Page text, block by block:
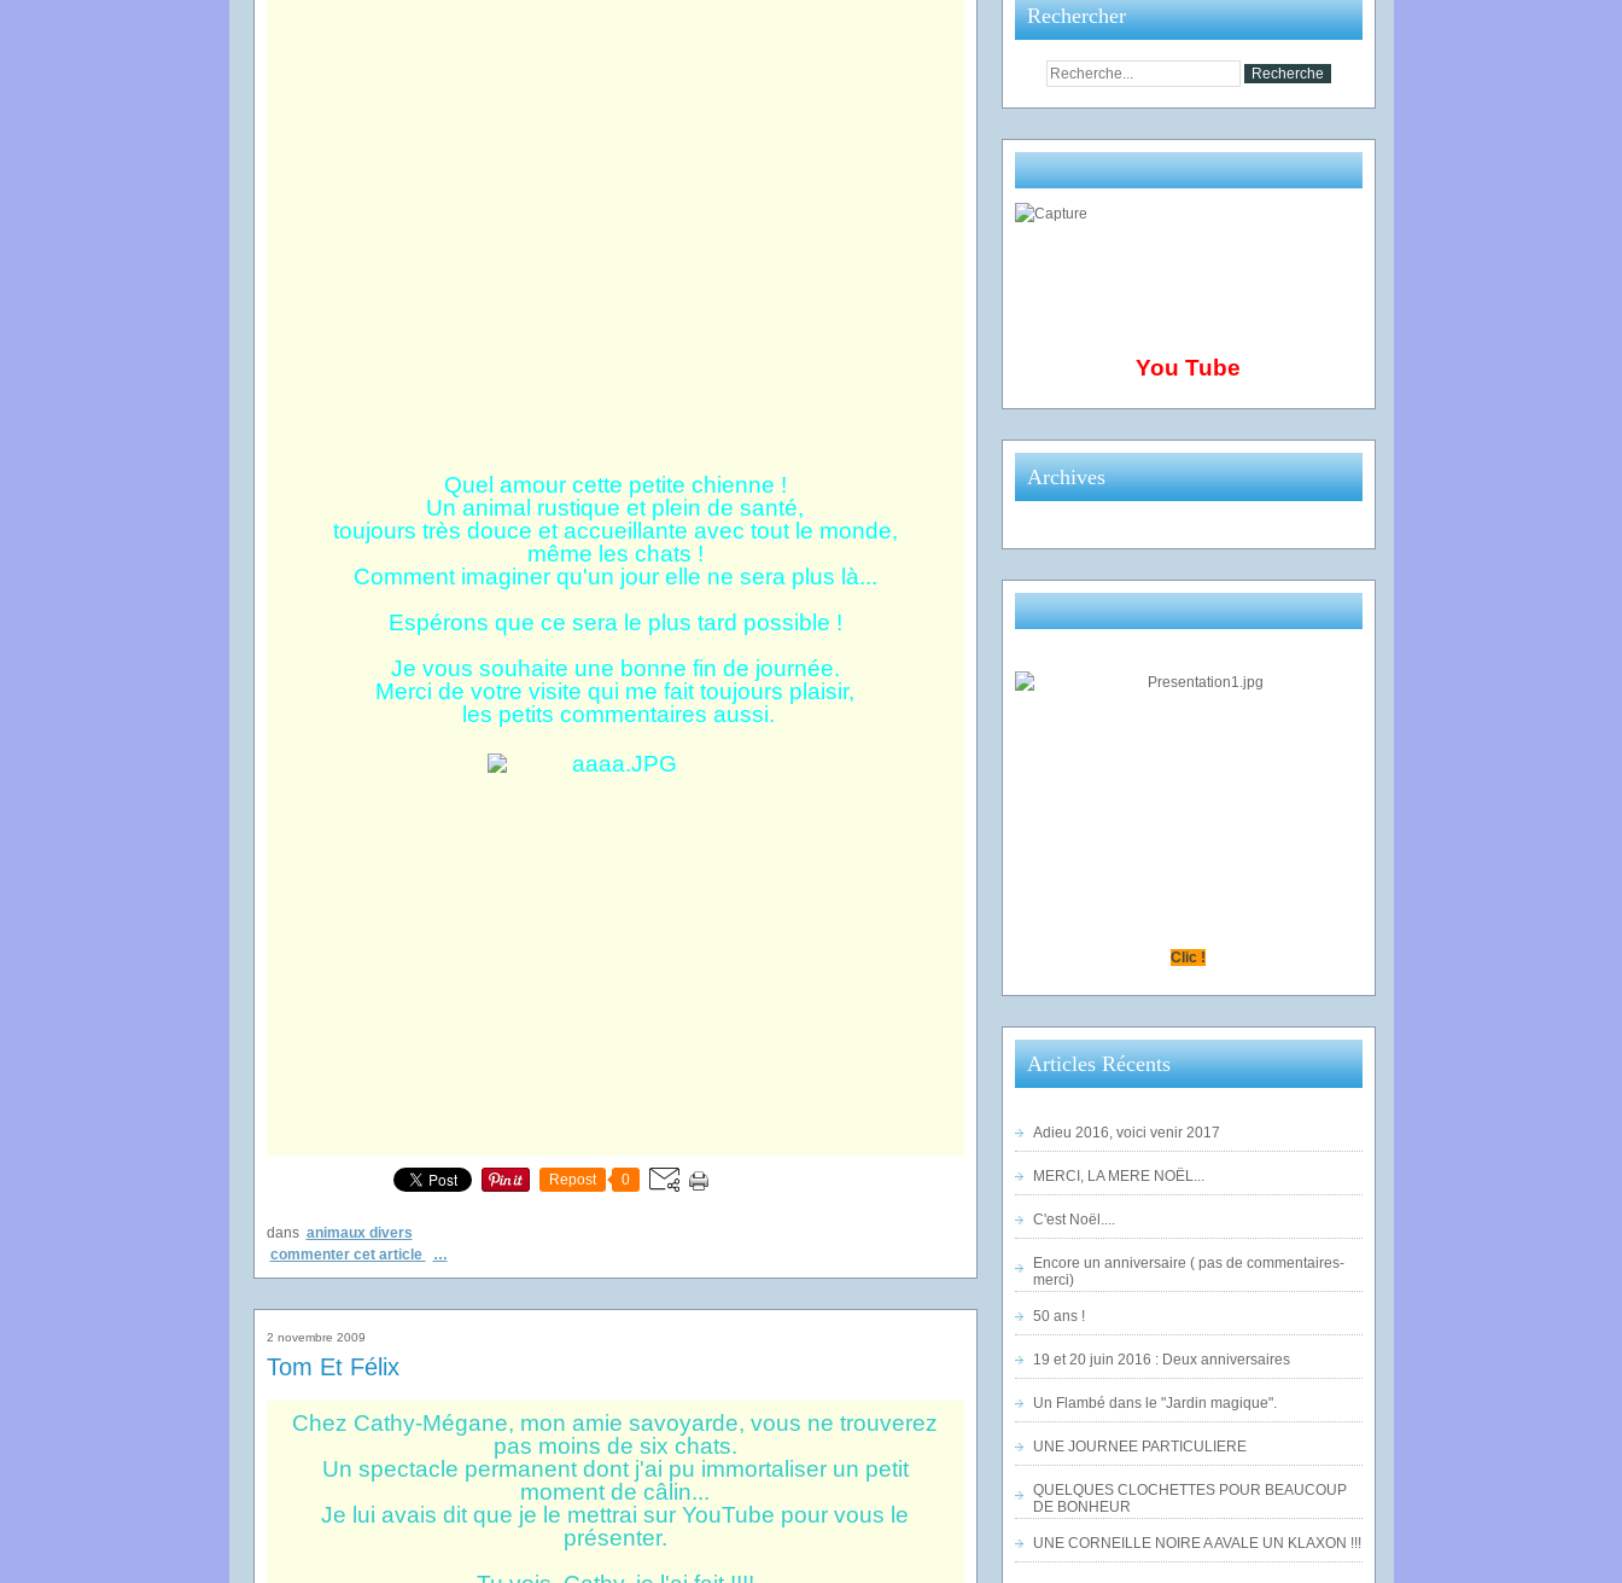
Quel amour cette petite chienne !
Un animal rustique et plein de santé,
toujours très douce et accueillante avec tout le monde,
même les chats !
Comment imaginer qu'un jour elle ne sera plus là...
Espérons que ce sera le plus tard possible !
Je vous souhaite une bonne fin de journée.
Merci de votre visite qui me fait toujours plaisir,
les petits commentaires aussi.
Repost 0
dans animaux divers
commenter cet article
…
2 novembre 2009
Tom Et Félix
Chez Cathy-Mégane, mon amie savoyarde, vous ne trouverez
pas moins de six chats.
Un spectacle permanent dont j'ai pu immortaliser un petit
moment de câlin...
Je lui avais dit que je le mettrai sur YouTube pour vous le
présenter.
Rechercher
You Tube
Archives
Clic !
Articles Récents
Adieu 2016, voici venir 2017
MERCI, LA MERE NOËL...
C'est Noël....
Encore un anniversaire ( pas de commentaires-
merci)
50 ans !
19 et 20 juin 2016 : Deux anniversaires
Un Flambé dans le "Jardin magique".
UNE JOURNEE PARTICULIERE
QUELQUES CLOCHETTES POUR BEAUCOUP
DE BONHEUR
UNE CORNEILLE NOIRE A AVALE UN KLAXON !!!